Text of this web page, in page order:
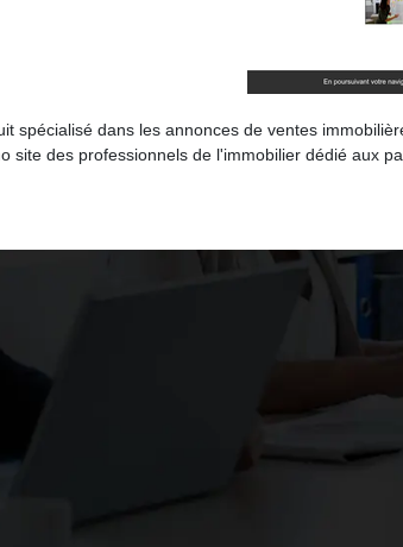
spécialisé dans les annonces de ventes
site des professionnels de l'immobilier dédié aux